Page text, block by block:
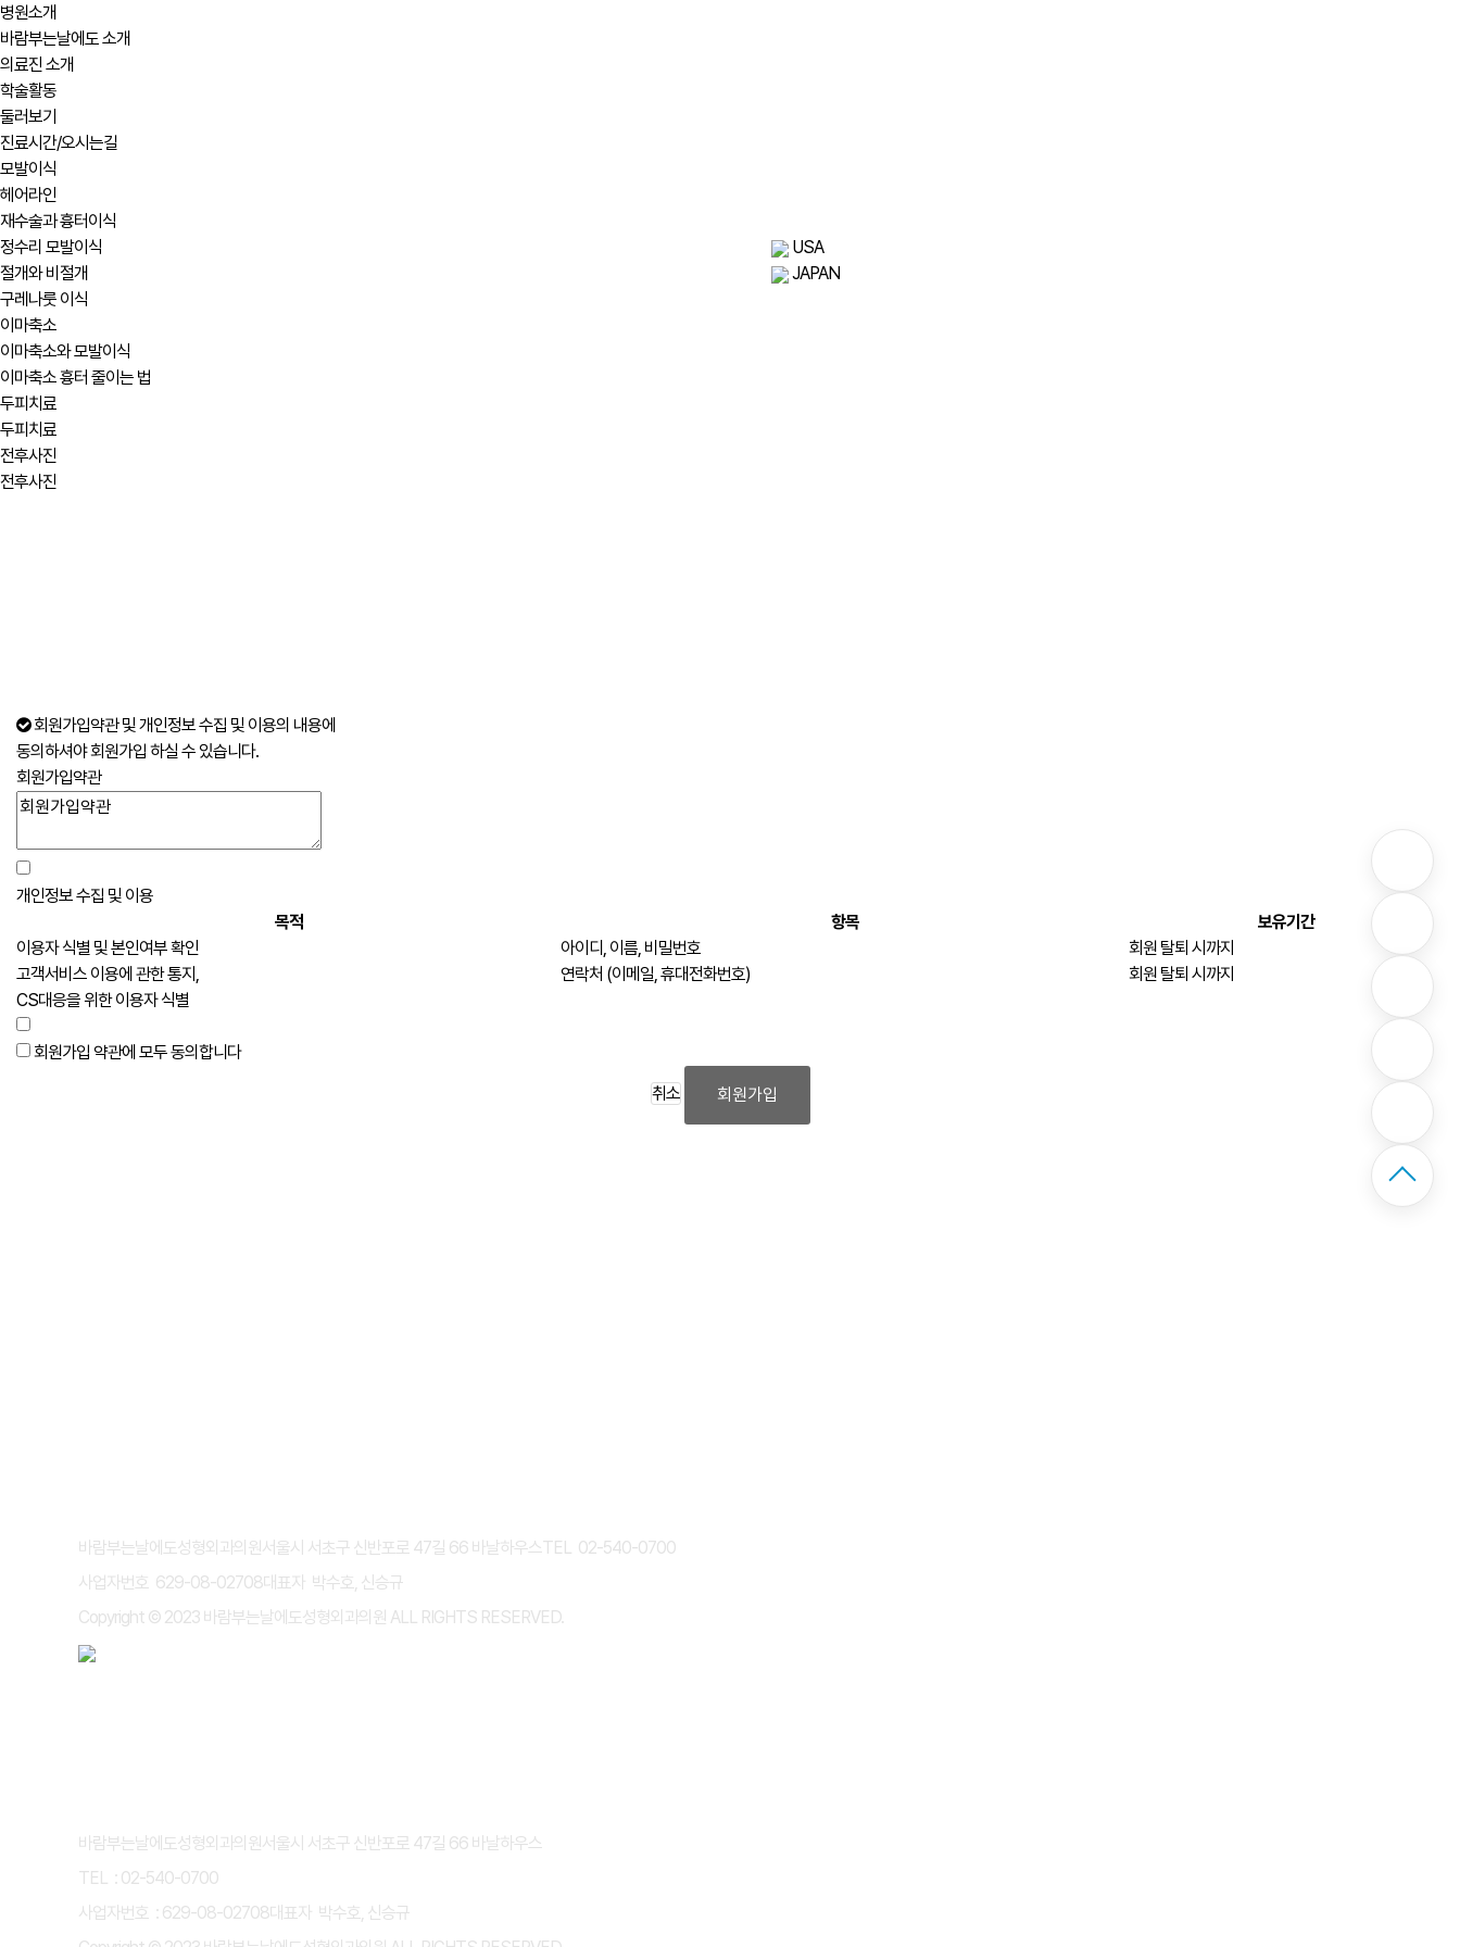
병원소개
바람부는날에도 소개
의료진 소개
학술활동
둘러보기
진료시간/오시는길
모발이식
헤어라인
재수술과 흉터이식
정수리 모발이식
절개와 비절개
구레나룻 이식
이마축소
이마축소와 모발이식
이마축소 흉터 줄이는 법
두피치료
두피치료
전후사진
전후사진
USA
JAPAN
회원가입약관 및 개인정보 수집 및 이용의 내용에
동의하셔야 회원가입 하실 수 있습니다.
회원가입약관
개인정보 수집 및 이용
목적
항목
보유기간
이용자 식별 및 본인여부 확인
아이디, 이름, 비밀번호
회원 탈퇴 시까지
고객서비스 이용에 관한 통지,
CS대응을 위한 이용자 식별
연락처 (이메일, 휴대전화번호) 회원 탈퇴 시까지
회원가입 약관에 모두 동의합니다
취소 회원가입
바람부는날에도성형외과의원서울시 서초구 신반포로 47길 66 바날하우스TEL 02-540-0700
사업자번호 629-08-02708대표자 박수호, 신승규
Copyright © 2023 바람부는날에도성형외과의원 ALL RIGHTS RESERVED.
바람부는날에도성형외과의원서울시 서초구 신반포로 47길 66 바날하우스
TEL : 02-540-0700
사업자번호 : 629-08-02708대표자 박수호, 신승규